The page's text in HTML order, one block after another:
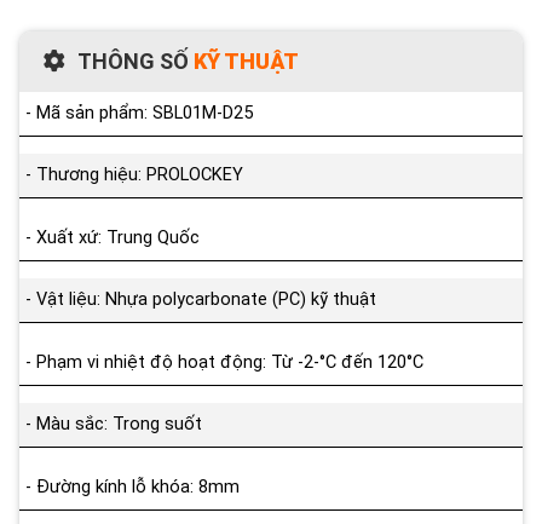
THÔNG SỐ KỸ THUẬT
- Mã sản phẩm: SBL01M-D25
- Thương hiệu: PROLOCKEY
- Xuất xứ: Trung Quốc
- Vật liệu: Nhựa polycarbonate (PC) kỹ thuật
- Phạm vi nhiệt độ hoạt động: Từ -2-°C đến 120°C
- Màu sắc: Trong suốt
- Đường kính lỗ khóa: 8mm